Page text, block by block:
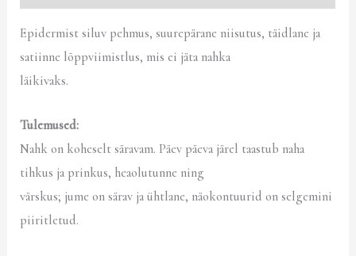
Epidermist siluv pehmus, suurepärane niisutus, täidlane ja
satiinne lõppviimistlus, mis ei jäta nahka
läikivaks.
Tulemused:
Nahk on koheselt säravam. Päev päeva järel taastub naha
tihkus ja prinkus, heaolutunne ning
värskus; jume on särav ja ühtlane, näokontuurid on selgemini
piiritletud.